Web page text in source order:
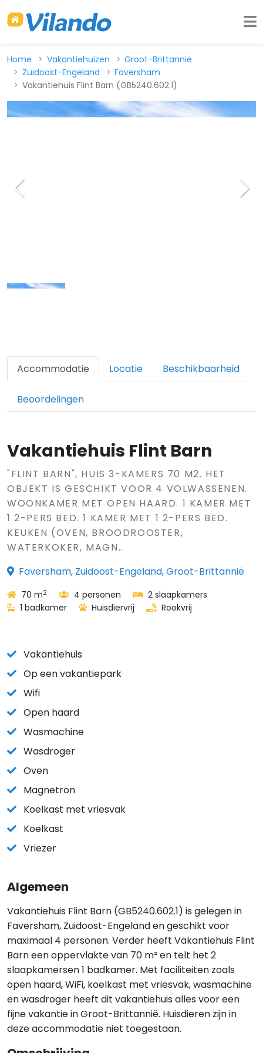
Home Vakantiehuizen
Groot-Brittannië
Zuidoost-Engeland
Faversham
Vakantiehuis Flint Barn (GB5240.602.1)
Accommodatie Locatie Beschikbaarheid
Beoordelingen
Vakantiehuis Flint Barn
"FLINT BARN", HUIS 3-KAMERS 70 M2. HET
OBJEKT IS GESCHIKT VOOR 4 VOLWASSENEN.
WOONKAMER MET OPEN HAARD. 1 KAMER MET
1 2-PERS BED. 1 KAMER MET 1 2-PERS BED.
KEUKEN (OVEN, BROODROOSTER,
WATERKOKER, MAGN..
Faversham, Zuidoost-Engeland, Groot-Brittannië
70 m2 4 personen
2 slaapkamers
1 badkamer
Huisdiervrij Rookvrij
Vakantiehuis
Op een vakantiepark
Wifi
Open haard
Wasmachine
Wasdroger
Oven
Magnetron
Koelkast met vriesvak
Koelkast
Vriezer
Algemeen
Vakantiehuis Flint Barn (GB5240.602.1) is gelegen in
Faversham, Zuidoost-Engeland en geschikt voor
maximaal 4 personen. Verder heeft Vakantiehuis Flint
Barn een oppervlakte van 70 m² en telt het 2
slaapkamersen 1 badkamer. Met faciliteiten zoals
open haard, WiFi, koelkast met vriesvak, wasmachine
en wasdroger heeft dit vakantiehuis alles voor een
fijne vakantie in Groot-Brittannië. Huisdieren zijn in
deze accommodatie niet toegestaan.